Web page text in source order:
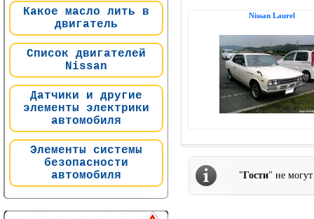
Какое масло лить в
двигатель
Список двигателей
Nissan
Датчики и другие
элементы электрики
автомобиля
Элементы системы
безопасности
автомобиля
Nissan Laurel
"Гости" не